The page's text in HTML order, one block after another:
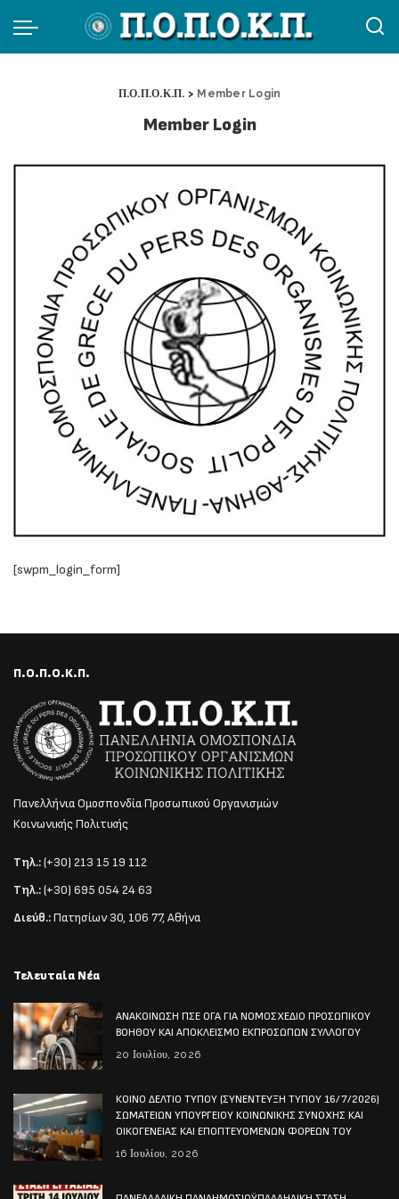
Π.Ο.Π.Ο.Κ.Π. > Member Login
Member Login
[swpm_login_form]
Π.Ο.Π.Ο.Κ.Π.
Πανελλήνια Ομοσπονδία Προσωπικού Οργανισμών
Κοινωνικής Πολιτικής
Τηλ.:(+30) 213 15 19 112
Τηλ.:(+30) 695 054 24 63
Διεύθ.:Πατησίων 30, 106 77, Αθήνα
Τελευταία Νέα
ΑΝΑΚΟΙΝΩΣΗ ΠΣΕ ΟΓΑ ΓΙΑ ΝΟΜΟΣΧΕΔΙΟ ΠΡΟΣΩΠΙΚΟΥ
ΒΟΗΘΟΥ ΚΑΙ ΑΠΟΚΛΕΙΣΜΟ ΕΚΠΡΟΣΩΠΩΝ ΣΥΛΛΟΓΟΥ
20 Ιουλίου, 2026
ΚΟΙΝΟ ΔΕΛΤΙΟ ΤΥΠΟΥ (ΣΥΝΕΝΤΕΥΞΗ ΤΥΠΟΥ 16/7/2026)
ΣΩΜΑΤΕΙΩΝ ΥΠΟΥΡΓΕΙΟΥ ΚΟΙΝΩΝΙΚΗΣ ΣΥΝΟΧΗΣ ΚΑΙ
ΟΙΚΟΓΕΝΕΙΑΣ ΚΑΙ ΕΠΟΠΤΕΥΟΜΕΝΩΝ ΦΟΡΕΩΝ ΤΟΥ
16 Ιουλίου, 2026